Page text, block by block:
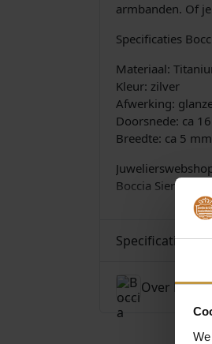
armbanden. Of
Specificaties
Materiaal:
Kleur: zilver
Afwerking:
Doorsnede: ca
Breedte: ca 5 mm
Boccia Sieraden
Specificaties
Over Boccia